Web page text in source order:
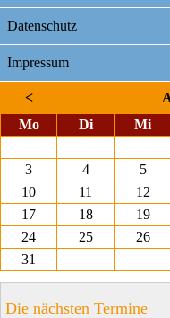
Datenschutz
Impressum
<
Montag Dienstag Mi
3
4 5
10
11 12
17
18 19
24
25 26
31
Die nächsten Termine